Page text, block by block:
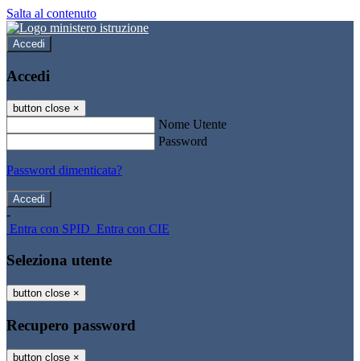
Salta al contenuto
Accedi
Accedi
button close ×
Nome Utente
Password
Password dimenticata?
-
Entra con SPID Entra con CIE
Seleziona utente
button close ×
Recupero password
button close ×